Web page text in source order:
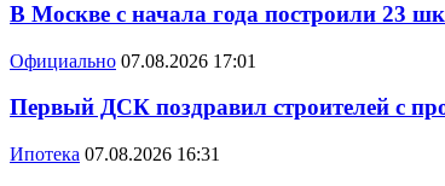
В Москве с начала года построили 23
Официально 07.08.2026 17:01
Первый ДСК поздравил строителей с
Ипотека 07.08.2026 16:31